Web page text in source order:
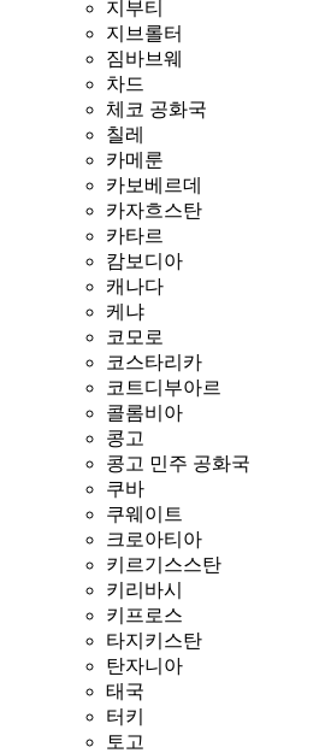
지부티
지브롤터
짐바브웨
차드
체코 공화국
칠레
카메룬
카보베르데
카자흐스탄
카타르
캄보디아
캐나다
케냐
코모로
코스타리카
코트디부아르
콜롬비아
콩고
콩고 민주 공화국
쿠바
쿠웨이트
크로아티아
키르기스스탄
키리바시
키프로스
타지키스탄
탄자니아
태국
터키
토고